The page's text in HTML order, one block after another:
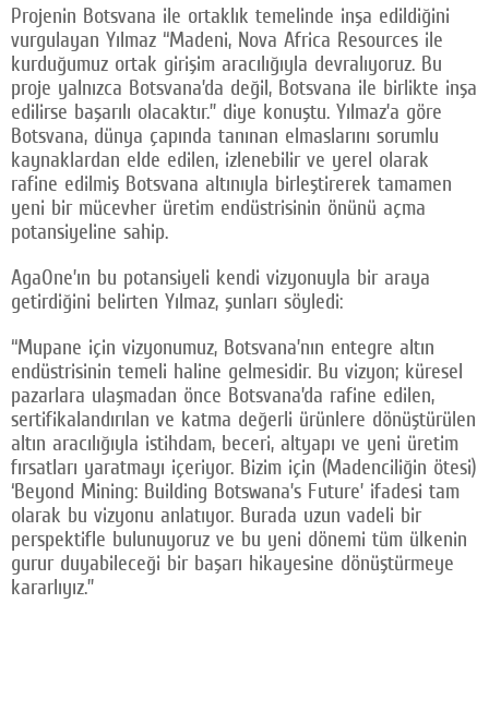
Projenin Botsvana ile ortaklık temelinde inşa edildiğini
vurgulayan Yılmaz “Madeni, Nova Africa Resources ile
kurduğumuz ortak girişim aracılığıyla devralıyoruz. Bu
proje yalnızca Botsvana’da değil, Botsvana ile birlikte inşa
edilirse başarılı olacaktır.” diye konuştu. Yılmaz’a göre
Botsvana, dünya çapında tanınan elmaslarını sorumlu
kaynaklardan elde edilen, izlenebilir ve yerel olarak
rafine edilmiş Botsvana altınıyla birleştirerek tamamen
yeni bir mücevher üretim endüstrisinin önünü açma
potansiyeline sahip.
AgaOne’ın bu potansiyeli kendi vizyonuyla bir araya
getirdiğini belirten Yılmaz, şunları söyledi:
“Mupane için vizyonumuz, Botsvana’nın entegre altın
endüstrisinin temeli haline gelmesidir. Bu vizyon; küresel
pazarlara ulaşmadan önce Botsvana’da rafine edilen,
sertifikalandırılan ve katma değerli ürünlere dönüştürülen
altın aracılığıyla istihdam, beceri, altyapı ve yeni üretim
fırsatları yaratmayı içeriyor. Bizim için (Madenciliğin ötesi)
‘Beyond Mining: Building Botswana’s Future’ ifadesi tam
olarak bu vizyonu anlatıyor. Burada uzun vadeli bir
perspektifle bulunuyoruz ve bu yeni dönemi tüm ülkenin
gurur duyabileceği bir başarı hikayesine dönüştürmeye
kararlıyız.”